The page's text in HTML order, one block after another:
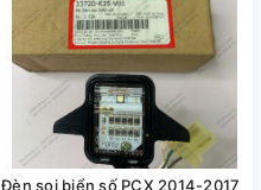
Đèn soi biển số PCX 2014-2017